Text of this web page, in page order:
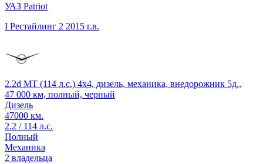
УАЗ Patriot
I Рестайлинг 2 2015 г.в.
2.2d MT (114 л.с.) 4x4, дизель, механика, внедорожник 5д.,
47 000 км, полный, черный
Дизель
47000 км.
2.2 / 114 л.с.
Полный
Механика
2 владельца